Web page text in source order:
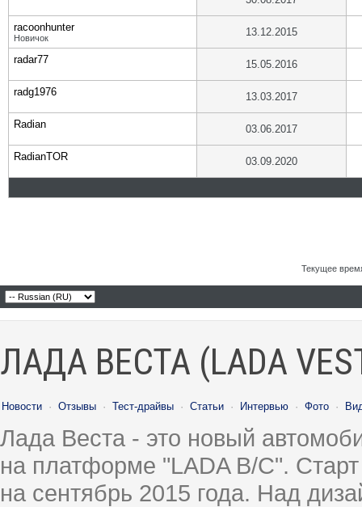
racoonhunter
Новичок 13.12.2015
radar77 15.05.2016
radg1976 13.03.2017
Radian 03.06.2017
RadianTOR 03.09.2020
Текущее
ЛАДА ВЕСТА (LADA
Новости · Отзывы · Тест-драйвы · Статьи · Интервью · Фото ·
Лада Веста - это новый
на платформе "LADA B/C".
на сентябрь 2015 года. Над